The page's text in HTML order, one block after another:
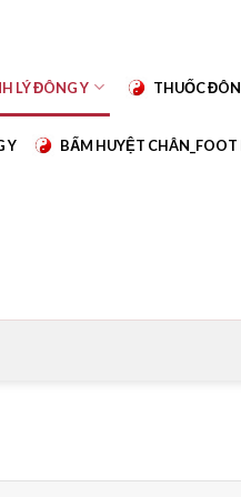
LÝ ĐÔNG Y THUỐC
Y BẤM HUYỆT CHÂN_FOOT